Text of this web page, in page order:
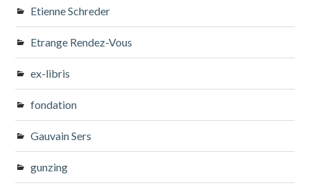
Etienne Schreder
Etrange Rendez-Vous
ex-libris
fondation
Gauvain Sers
gunzing